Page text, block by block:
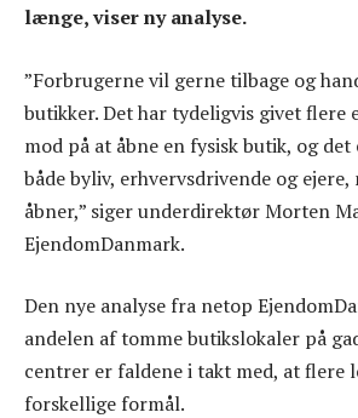
længe, viser ny analyse.
”Forbrugerne vil gerne tilbage og
butikker. Det har tydeligvis givet flere
mod på at åbne en fysisk butik, og
både byliv, erhvervsdrivende og
åbner,” siger underdirektør Morten
EjendomDanmark.
Den nye analyse fra netop
andelen af tomme butikslokaler på
centrer er faldene i takt med, at flere
forskellige formål.